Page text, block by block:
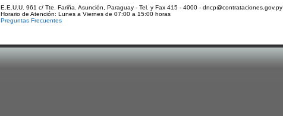
E.E.U.U. 961 c/ Tte. Fariña. Asunción, Paraguay - Tel. y Fax 415 - 4000 - dncp@contrataciones.gov.py
Horario de Atención: Lunes a Viernes de 07:00 a 15:00 horas
Preguntas Frecuentes